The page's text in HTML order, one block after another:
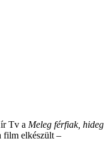
Tv a Meleg férfiak, hideg
film elkészült –